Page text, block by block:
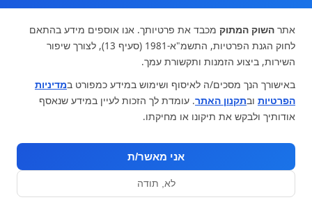
0
אתר השוק המתוק מכבד את פרטיותך. אנו אוספים מידע בהתאם
לחוק הגנת הפרטיות, התשמ"א-1981 (סעיף 13), לצורך שיפור
השירות, ביצוע הזמנות ותקשורת עמך.
באישורך הנך מסכים/ה לאיסוף ושימוש במידע כמפורט במדיניות
הפרטיות ובתקנון האתר. עומדת לך הזכות לעיין במידע שנאסף
אודותיך ולבקש את תיקונו או מחיקתו.
אני מאשר/ת
לא, תודה